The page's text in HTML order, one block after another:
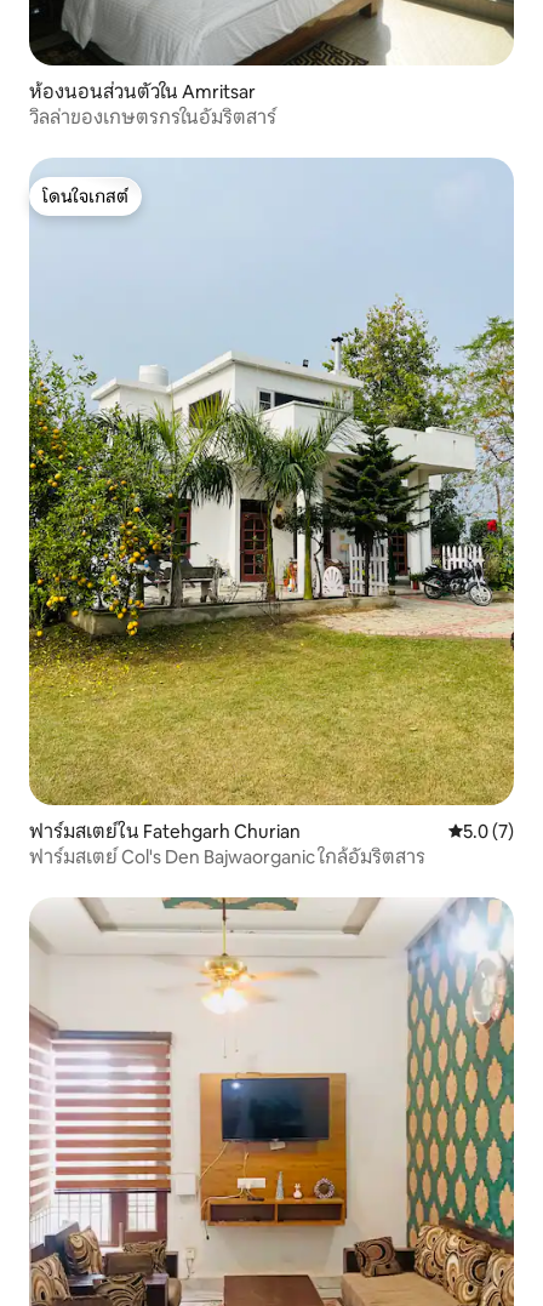
ห้องนอนส่วนตัวใน Amritsar
วิลล่าของเกษตรกรในอัมริตสาร์
โดนใจเกสต์
โดนใจเกสต์
ฟาร์มสเตย์ใน Fatehgarh Churian คะแนนเฉลี่
5.0 (7)
ฟาร์มสเตย์ Col's Den Bajwaorganic ใกล้อัมริตสาร